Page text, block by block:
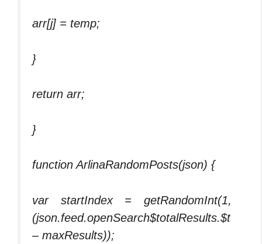
arr[j] = temp;
}
return arr;
}
function ArlinaRandomPosts(json) {
var startIndex = getRandomInt(1,
(json.feed.openSearch$totalResults.$t
– maxResults));